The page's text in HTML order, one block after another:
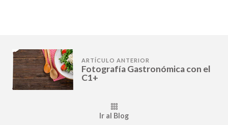
ARTÍCULO ANTERIOR
Fotografía Gastronómica con el
C1+
Ir al Blog